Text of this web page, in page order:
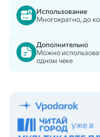
Использование
Многократно, до
Дополнительно
Можно
одном чеке